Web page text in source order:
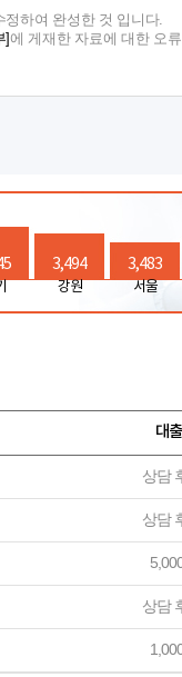
하여 완성한 것 입니다.
]에 게재한 자료에 대한 오
3,494
강원
3,483
서울
대
상담
상담
상담